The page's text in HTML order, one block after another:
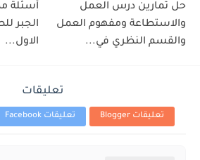
حل تمارين درس العمل
والاستطاعة ومفهوم العمل
والقسم النظري في...
أسئلة
الجبر
الاول...
تعليقات
تعليقات Blogger تعليقات Facebook